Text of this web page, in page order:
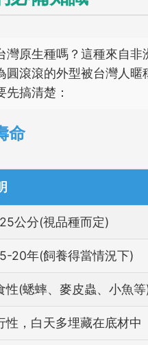
灣原生種嗎？這種來自非
圓滾滾的外型被台灣人
搞清楚：
命
公分(視品種而定)
20年(飼養得當情況下)
性(蟋蟀、麥皮蟲、小魚等
性，白天多埋藏在底材中